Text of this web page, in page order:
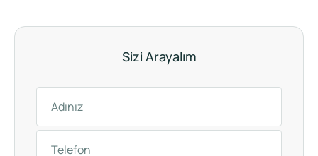
Sizi Arayalım